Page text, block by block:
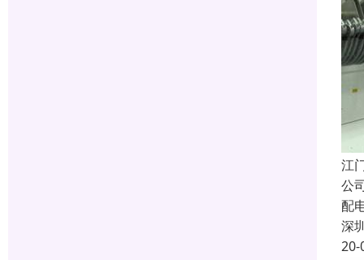
江
公
配
深
20-